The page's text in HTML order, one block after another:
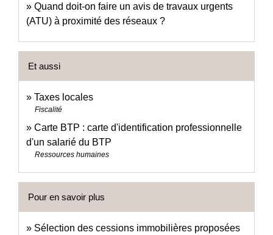
Quand doit-on faire un avis de travaux urgents
(ATU) à proximité des réseaux ?
Et aussi
Taxes locales
Fiscalité
Carte BTP : carte d'identification professionnelle
d'un salarié du BTP
Ressources humaines
Pour en savoir plus
Sélection des cessions immobilières proposées